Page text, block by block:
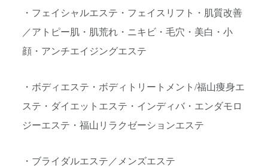
・フェイシャルエステ・フェイスリフト・肌質改善
／アトピー肌・肌荒れ・ニキビ・毛穴・美白・小
顔・アンチエイジングエステ
・ボディエステ・ボディトリートメント/福山痩身エ
ステ・ダイエットエステ・インディバ・エンダモロ
ジーエステ・福山リラクゼーションエステ
・ブライダルエステ／メンズエステ